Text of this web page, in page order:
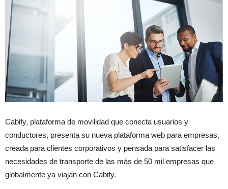
Cabify, plataforma de movilidad que conecta usuarios y
conductores, presenta su nueva plataforma web para empresas,
creada para clientes corporativos y pensada para satisfacer las
necesidades de transporte de las más de 50 mil empresas que
globalmente ya viajan con Cabify.